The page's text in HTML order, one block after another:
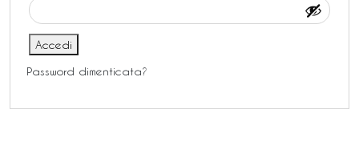
Accedi
Password dimenticata?